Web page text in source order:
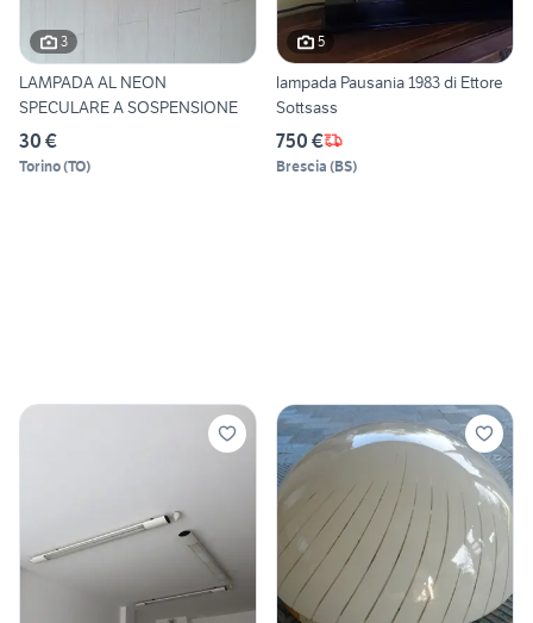
3
LAMPADA AL NEON
SPECULARE A SOSPENSIONE
30 €
Torino(TO)
5
lampada Pausania 1983 di Ettore
Sottsass
750 €
Brescia (BS)